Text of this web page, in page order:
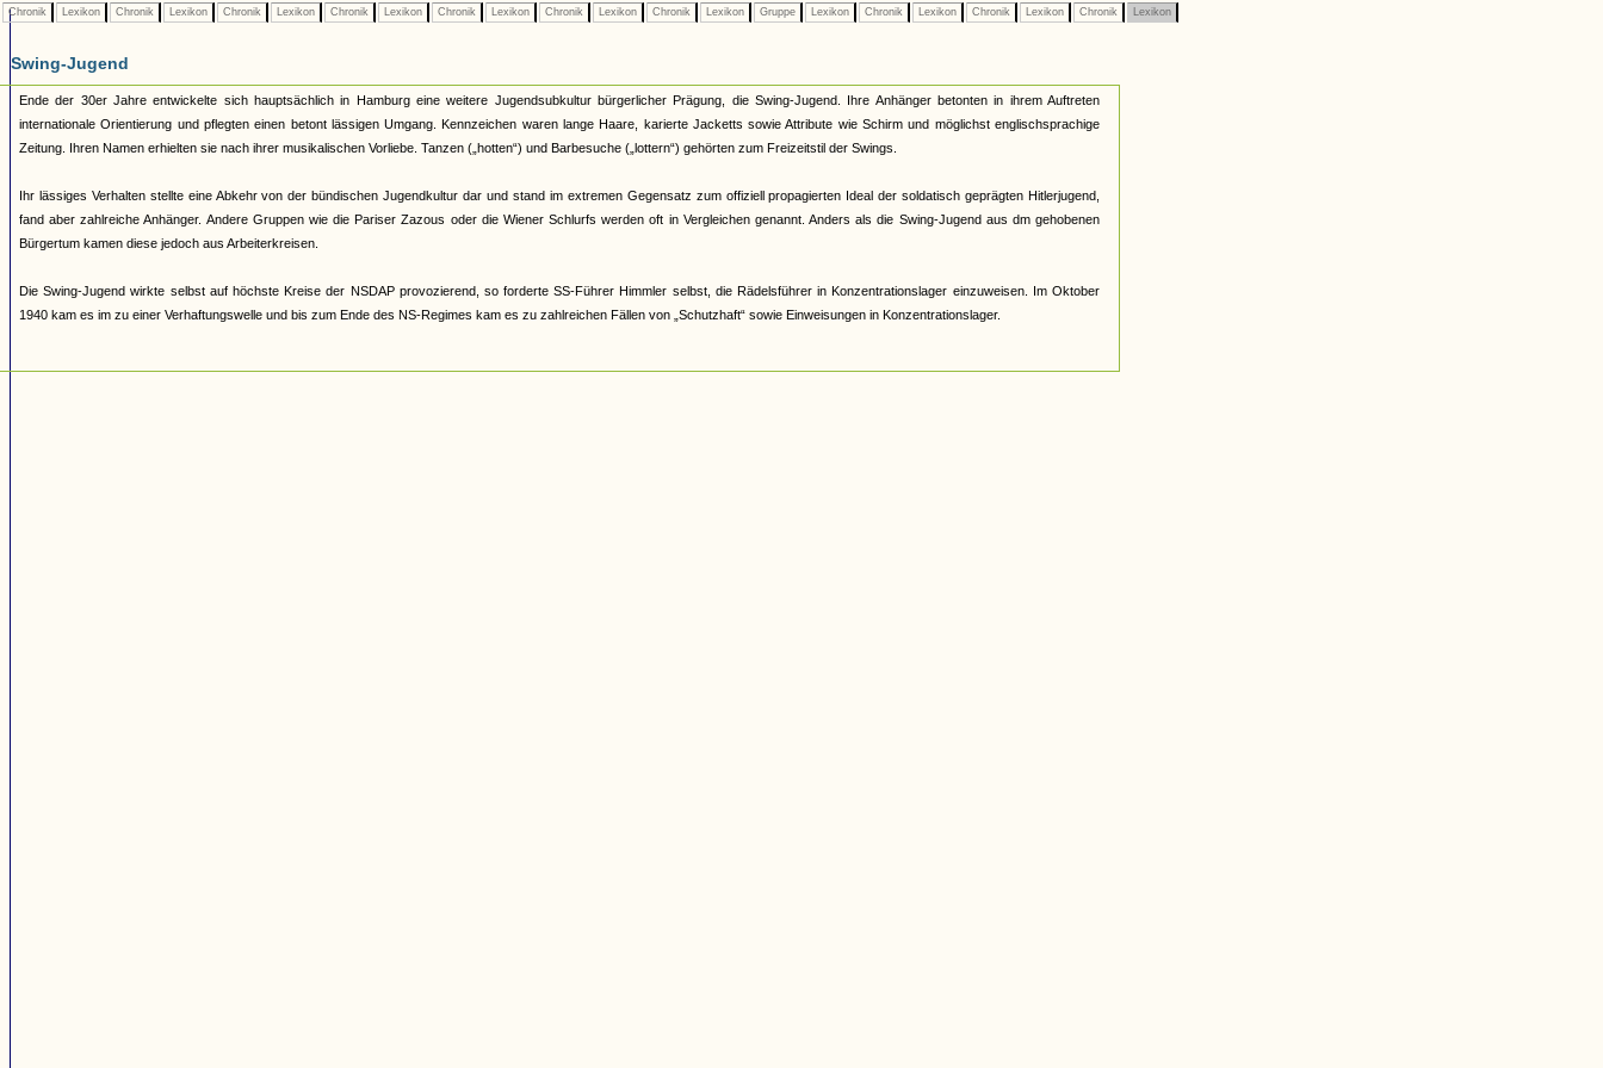
Chronik Lexikon Chronik Lexikon Chronik Lexikon Chronik Lexikon Chronik Lexikon Chronik Lexikon Chronik Lexikon Gruppe Lexikon Chronik Lexikon Chronik Lexikon Chronik Lexikon
Swing-Jugend
Ende der 30er Jahre entwickelte sich hauptsächlich in Hamburg eine weitere Jugendsubkultur bürgerlicher Prägung, die Swing-Jugend. Ihre Anhänger betonten in ihrem Auftreten
internationale Orientierung und pflegten einen betont lässigen Umgang. Kennzeichen waren lange Haare, karierte Jacketts sowie Attribute wie Schirm und möglichst englischsprachige
Zeitung. Ihren Namen erhielten sie nach ihrer musikalischen Vorliebe. Tanzen („hotten“) und Barbesuche („lottern“) gehörten zum Freizeitstil der Swings.
Ihr lässiges Verhalten stellte eine Abkehr von der bündischen Jugendkultur dar und stand im extremen Gegensatz zum offiziell propagierten Ideal der soldatisch geprägten Hitlerjugend,
fand aber zahlreiche Anhänger. Andere Gruppen wie die Pariser Zazous oder die Wiener Schlurfs werden oft in Vergleichen genannt. Anders als die Swing-Jugend aus dm gehobenen
Bürgertum kamen diese jedoch aus Arbeiterkreisen.
Die Swing-Jugend wirkte selbst auf höchste Kreise der NSDAP provozierend, so forderte SS-Führer Himmler selbst, die Rädelsführer in Konzentrationslager einzuweisen. Im Oktober
1940 kam es im zu einer Verhaftungswelle und bis zum Ende des NS-Regimes kam es zu zahlreichen Fällen von „Schutzhaft“ sowie Einweisungen in Konzentrationslager.